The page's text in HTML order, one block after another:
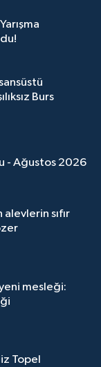
Burs
- Ağustos 2026
sıfır
mesleği:
Topel